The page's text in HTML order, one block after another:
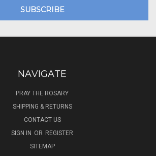
NAVIGATE
PRAY THE ROSARY
SHIPPING & RETURNS
CONTACT US
SIGN IN OR REGISTER
SITEMAP